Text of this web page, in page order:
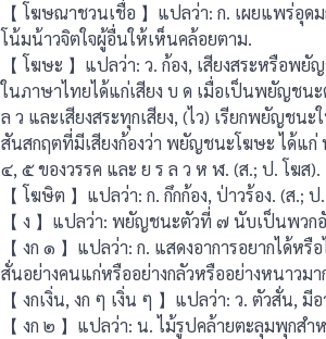
【 โฆษณาชวนเชื่อ 】แปลว่า: ก. เผยแพร่อุ
โน้มน้าวจิตใจผู้อื่นให้เห็นคล้อยตาม.
【 โฆษะ 】แปลว่า: ว. ก้อง, เสียงสระหรือพ
ในภาษาไทยได้แก่เสียง บ ด เมื่อเป็นพยัญชนะ
ล ว และเสียงสระทุกเสียง, (ไว) เรียกพยัญชน
สันสกฤตที่มีเสียงก้องว่า พยัญชนะโฆษะ ได้แ
๔, ๕ ของวรรค และ ย ร ล ว ห ฬ. (ส.; ป. โฆส).
【 โฆษิต 】แปลว่า: ก. กึกก้อง, ป่าวร้อง. (ส.; ป
【 ง 】แปลว่า: พยัญชนะตัวที่ ๗ นับเป็นพวก
【 งก ๑ 】แปลว่า: ก. แสดงอาการอยากได้หรื
สั่นอย่างคนแก่หรืออย่างกลัวหรืออย่างหนาวมา
【 งกเงิ่น, งก ๆ เงิ่น ๆ 】แปลว่า: ว. ตัวสั่น,
【 งก ๒ 】แปลว่า: น. ไม้รูปคล้ายตะลุมพุกสํ